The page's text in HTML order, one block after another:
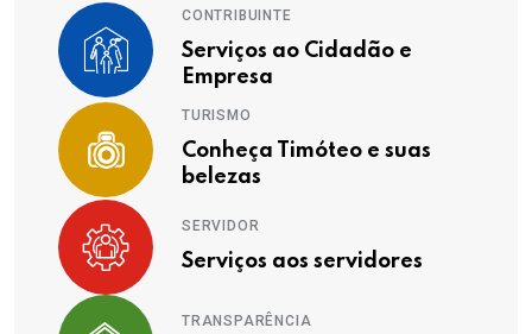
CONTRIBUINTE
Serviços ao Cidadão e
Empresa
TURISMO
Conheça Timóteo e suas
belezas
SERVIDOR
Serviços aos servidores
TRANSPARÊNCIA